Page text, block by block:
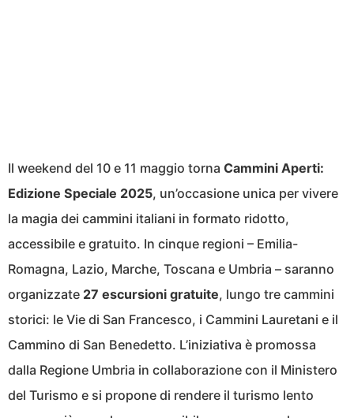
Il weekend del 10 e 11 maggio torna Cammini Aperti:
Edizione Speciale 2025, un’occasione unica per vivere
la magia dei cammini italiani in formato ridotto,
accessibile e gratuito. In cinque regioni – Emilia-
Romagna, Lazio, Marche, Toscana e Umbria – saranno
organizzate 27 escursioni gratuite, lungo tre cammini
storici: le Vie di San Francesco, i Cammini Lauretani e il
Cammino di San Benedetto. L’iniziativa è promossa
dalla Regione Umbria in collaborazione con il Ministero
del Turismo e si propone di rendere il turismo lento